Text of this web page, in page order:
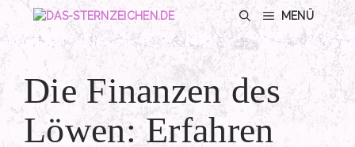
Zum
Inhalt
springen
MENÜ
Die Finanzen des
Löwen: Erfahren